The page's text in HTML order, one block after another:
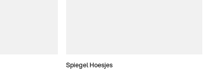
Spiegel Hoesjes